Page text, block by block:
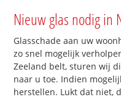
Nieuw glas nodig in
Glasschade aan uw
zo snel mogelijk
Zeeland belt, sturen wij
naar u toe. Indien
herstellen. Lukt dat niet,